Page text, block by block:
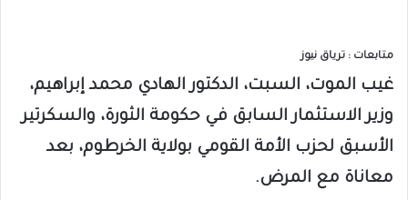
متابعات : ترياق نيوز
غيب الموت، السبت، الدكتور الهادي محمد إبراهيم،
وزير الاستثمار السابق في حكومة الثورة، والسكرتير
الأسبق لحزب الأمة القومي بولاية الخرطوم، بعد
معاناة مع المرض.